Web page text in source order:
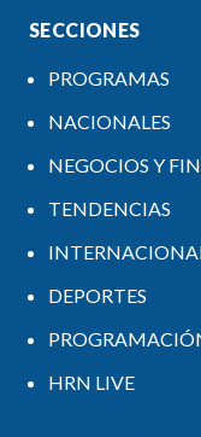
SECCIONES
PROGRAMAS
NACIONALES
NEGOCIOS Y
TENDENCIAS
DEPORTES
HRN LIVE